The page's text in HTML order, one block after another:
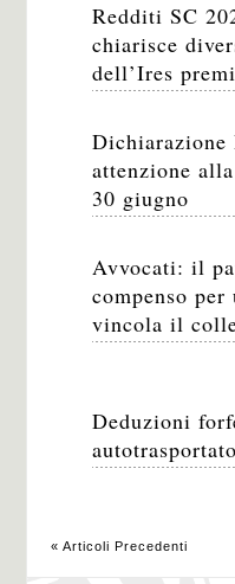
Redditi SC
chiarisce
dell’Ires
attenzione
30 giugno
Avvocati: il
compenso
vincola il
Deduzioni
« Articoli Precedenti